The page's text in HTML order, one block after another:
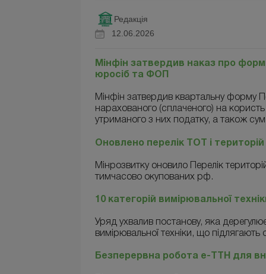
Редакція
12.06.2026
Мінфін затвердив наказ про
юросіб та ФОП
Мінфін затвердив квартальну форму
нарахованого (сплаченого) на користь
утриманого з них податку, а також
Оновлено перелік ТОТ і
Мінрозвитку оновило Перелік
тимчасово окупованих рф.
10 категорій вимірювальної
Уряд ухвалив постанову, яка
вимірювальної техніки, що підлягають
Безперервна робота е-ТТН для